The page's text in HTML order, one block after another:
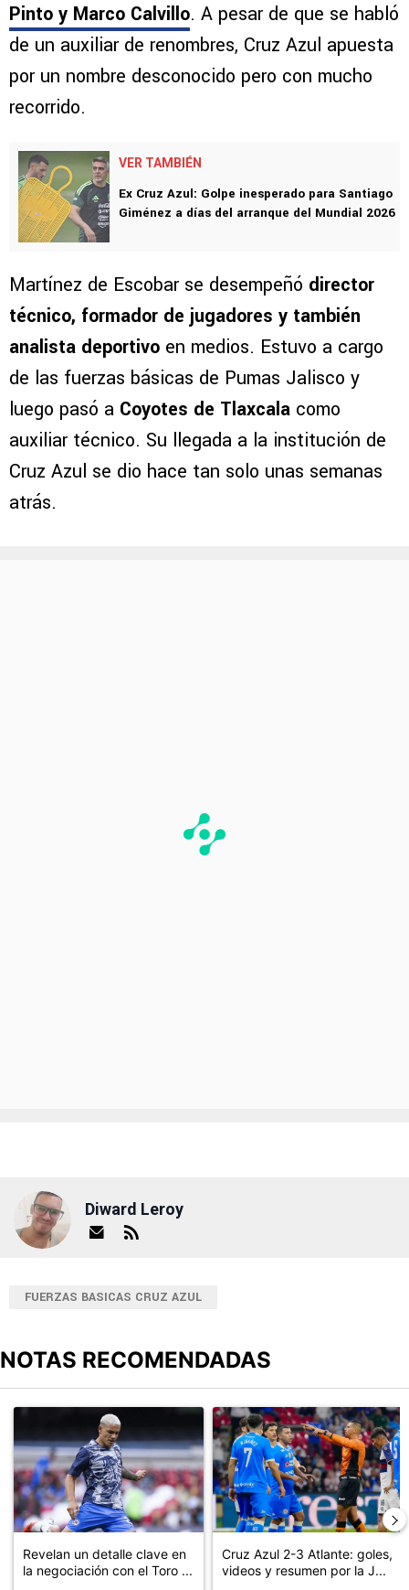
Pinto y Marco Calvillo. A pesar de que se habló
de un auxiliar de renombres, Cruz Azul apuesta
por un nombre desconocido pero con mucho
recorrido.
VER TAMBIÉN
Ex Cruz Azul: Golpe inesperado para Santiago
Giménez a días del arranque del Mundial 2026
Martínez de Escobar se desempeñó director
técnico, formador de jugadores y también
analista deportivo en medios. Estuvo a cargo
de las fuerzas básicas de Pumas Jalisco y
luego pasó a Coyotes de Tlaxcala como
auxiliar técnico. Su llegada a la institución de
Cruz Azul se dio hace tan solo unas semanas
atrás.
Diward Leroy
FUERZAS BASICAS CRUZ AZUL
NOTAS RECOMENDADAS
Un artículo de tendencia con el título "Revelan un detalle clave
Revelan un detalle clave en
la negociación con el Toro ...
Un artículo de tendencia con el
Cruz Azul 2-3 Atlante: goles,
videos y resumen por la J...